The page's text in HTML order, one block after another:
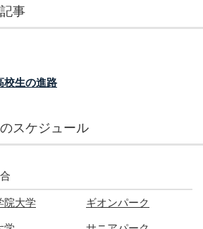
事
校生の進路
スケジュール
院大学 ギオンパーク